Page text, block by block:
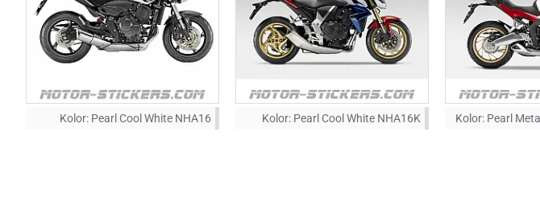
Kolor: Pearl Cool White NHA16 Kolor: Pearl Cool White NHA16K Kolor: Pearl